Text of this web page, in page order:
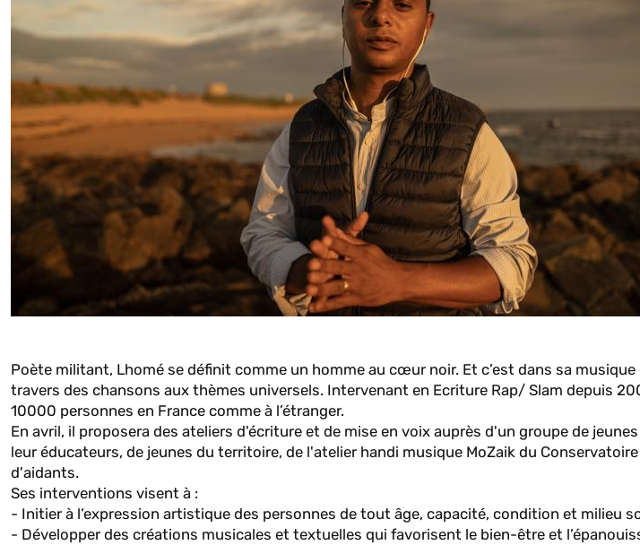
Poète militant, Lhomé se définit comme un homme au cœur noir. Et c’est dans sa musique
travers des chansons aux thèmes universels. Intervenant en Ecriture Rap/ Slam depuis
10000 personnes en France comme à l’étranger.
En avril, il proposera des ateliers d'écriture et de mise en voix auprès d'un groupe de
leur éducateurs, de jeunes du territoire, de l'atelier handi musique MoZaik du
d'aidants.
Ses interventions visent à :
- Initier à l’expression artistique des personnes de tout âge, capacité, condition et milieu
- Développer des créations musicales et textuelles qui favorisent le bien-être et